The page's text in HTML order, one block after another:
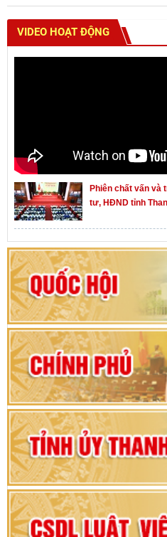
VIDEO HOẠT ĐỘNG
Phiên chất vấn và
tư, HĐND tỉnh
Khai mạc kỳ họp
Hướng dẫn quy
khoá XVI và đại
2026-2031
80 năm Quốc hội
vì sự phát triển
Bộ Chính trị duyệt
Đảng bộ tỉnh
2025 - 2030
Đại hội đại biểu
nhiệm kỳ 2025 –
Đại hội Đảng bộ xã
nhiệm kỳ 2025 -